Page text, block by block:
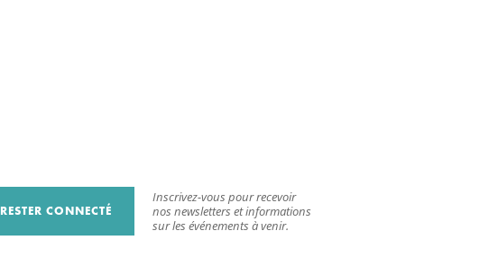
RESTER CONNECTÉ
Inscrivez-vous pour recevoir
nos newsletters et informations
sur les événements à venir.